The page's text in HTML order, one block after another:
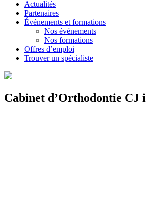
Actualités
Partenaires
Événements et formations
Nos événements
Nos formations
Offres d’emploi
Trouver un spécialiste
Cabinet d’Orthodontie CJ